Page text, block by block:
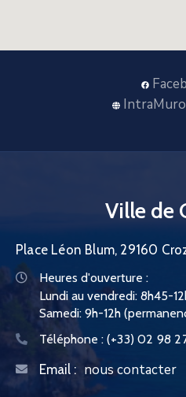
Ville de
Place Léon Blum, 29160
Heures d'ouverture :
Lundi au vendredi: 8h45-
Samedi: 9h-12h
Téléphone : (+33) 02 98
Email : nous contacter